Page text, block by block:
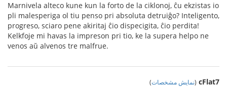
Marnivela alteco kune kun la forto de la ciklonoj, ĉu ekzistas io
pli malesperiga ol tiu penso pri absoluta detruiĝo? Inteligento,
progreso, sciaro pene akiritaj ĉio dispecigita, ĉio perdita!
Kelkfoje mi havas la impreson pri tio, ke la supera helpo ne
venos aŭ alvenos tre malfrue.
cFlat7
(نمایش مشخصات)